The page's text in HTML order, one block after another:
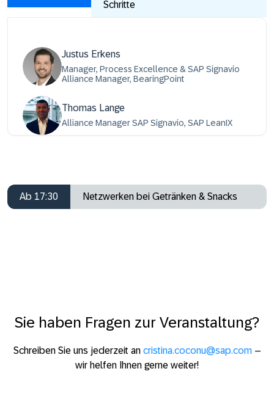
Schritte
Justus Erkens
Manager, Process Excellence & SAP Signavio
Alliance Manager, BearingPoint
Thomas Lange
Alliance Manager SAP Signavio, SAP LeanIX
Ab 17:30 Netzwerken bei Getränken & Snacks
Sie haben Fragen zur Veranstaltung?
Schreiben Sie uns jederzeit an cristina.coconu@sap.com–
wir helfen Ihnen gerne weiter!